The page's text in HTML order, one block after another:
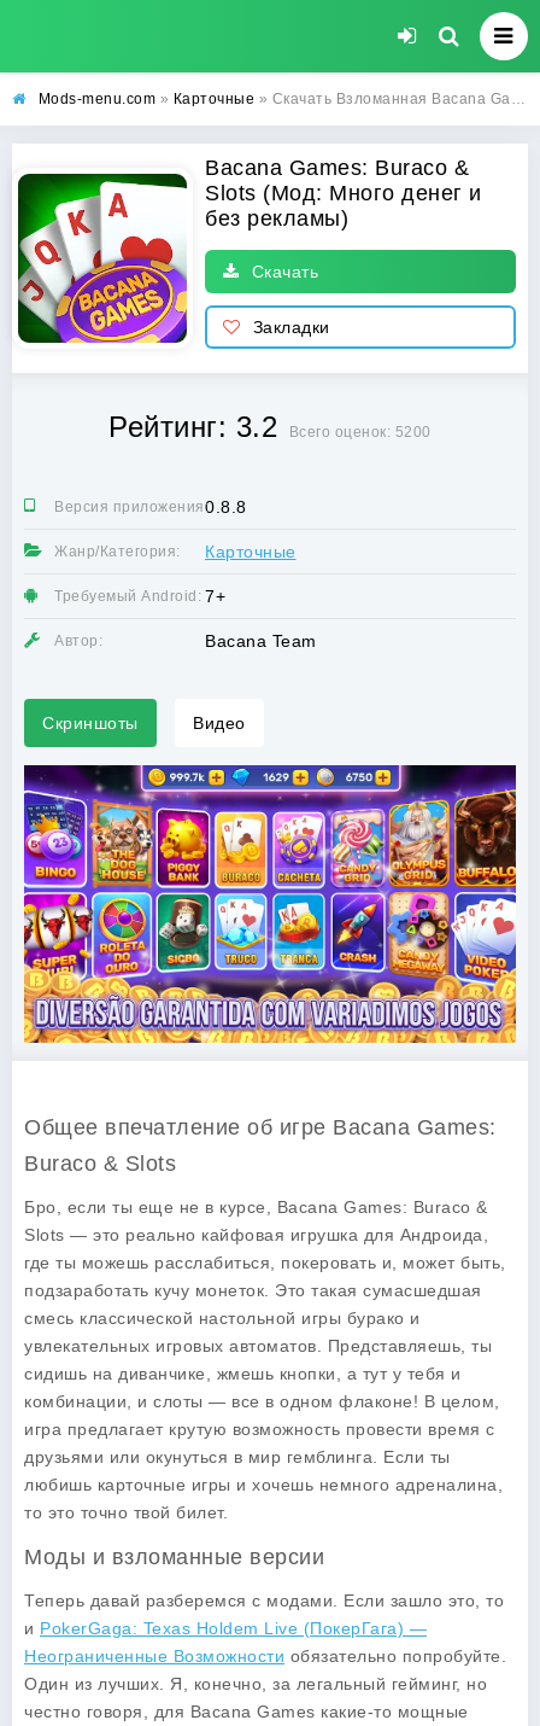
Mods-menu.com » Карточные » Скачать Взломанная Bacana Games: Buraco & Slots на Андроид (Много денег и без рекламы)
Bacana Games: Buraco &
Slots (Мод: Много денег и
без рекламы)
Скачать
Закладки
Рейтинг: 3.2 Всего оценок: 5200
Версия приложения:0.8.8
Жанр/Категория: Карточные
Требуемый Android: 7+
Автор: Bacana Team
Скриншоты Видео
Общее впечатление об игре Bacana Games:
Buraco & Slots
Бро, если ты еще не в курсе, Bacana Games: Buraco &
Slots — это реально кайфовая игрушка для Андроида,
где ты можешь расслабиться, покеровать и, может быть,
подзаработать кучу монеток. Это такая сумасшедшая
смесь классической настольной игры бурако и
увлекательных игровых автоматов. Представляешь, ты
сидишь на диванчике, жмешь кнопки, а тут у тебя и
комбинации, и слоты — все в одном флаконе! В целом,
игра предлагает крутую возможность провести время с
друзьями или окунуться в мир гемблинга. Если ты
любишь карточные игры и хочешь немного адреналина,
то это точно твой билет.
Моды и взломанные версии
Теперь давай разберемся с модами. Если зашло это, то
и PokerGaga: Texas Holdem Live (ПокерГага) —
Неограниченные Возможности обязательно попробуйте.
Один из лучших. Я, конечно, за легальный гейминг, но
честно говоря, для Bacana Games какие-то мощные